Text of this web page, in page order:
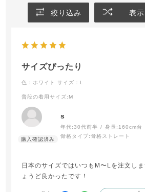
絞り込み 表
サイズぴったり
色：ホワイト サイズ：L
普段の着用サイズ:M
s
年代:30代前半 身長: 160cm台
骨格タイプ:骨格ストレート
日本のサイズではいつもM〜Lを注文し
ょうど良かったです！